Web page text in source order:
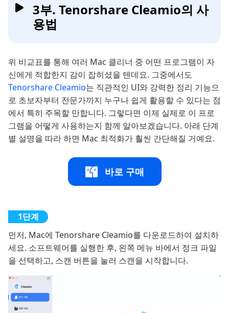
3부. Tenorshare Cleamio의 사
용법
위 비교표를 통해 여러 Mac 클리너 중 어떤 프로그램이 자
신에게 적합한지 감이 잡히셨을 텐데요. 그중에서도
Tenorshare Cleamio는 직관적인 UI와 강력한 정리 기능으
로 초보자부터 전문가까지 누구나 쉽게 활용할 수 있다는 점
에서 특히 주목할 만합니다. 그렇다면 이제 실제로 이 프로
그램을 어떻게 사용하는지 함께 알아보겠습니다. 아래 단계
별 설명을 따라 하면 Mac 최적화가 훨씬 간단해질 거예요.
바로 구매
먼저, Mac에 Tenorshare Cleamio를 다운로드하여 설치하
세요. 소프트웨어를 실행한 후, 왼쪽 메뉴 바에서 정크 파일
을 선택하고, 스캔 버튼을 눌러 스캔을 시작합니다.